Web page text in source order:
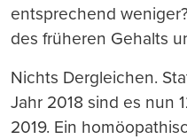
entsprechend
des früheren Gehalts
Nichts Dergleichen.
Jahr 2018 sind es nun
2019. Ein